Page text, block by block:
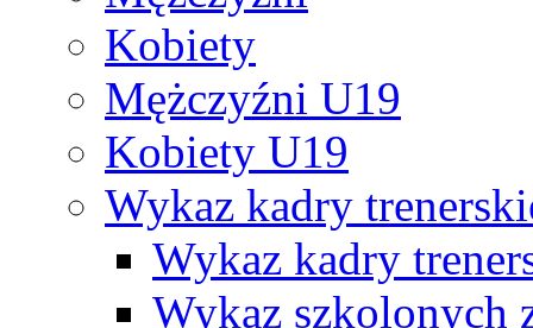
Kobiety
Mężczyźni U19
Kobiety U19
Wykaz kadry
Wykaz kadry
Wykaz szkolonych